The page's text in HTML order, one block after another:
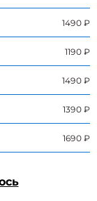
1490 ₽
1190 ₽
1490 ₽
1390 ₽
1690 ₽